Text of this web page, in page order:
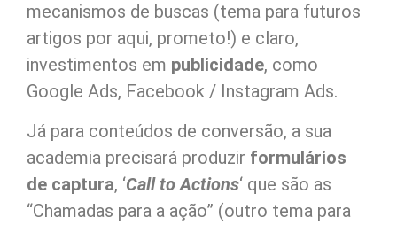
mecanismos de buscas (tema para futuros
artigos por aqui, prometo!) e claro,
investimentos em publicidade, como
Google Ads, Facebook / Instagram Ads.
Já para conteúdos de conversão, a sua
academia precisará produzir formulários
de captura, ‘Call to Actions‘ que são as
“Chamadas para a ação” (outro tema para